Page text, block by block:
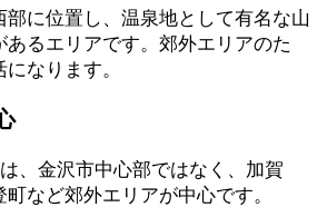
部に位置し、温泉地として有名な山
るエリアです。郊外エリアのた
なります。
、金沢市中心部ではなく、加賀
など郊外エリアが中心です。